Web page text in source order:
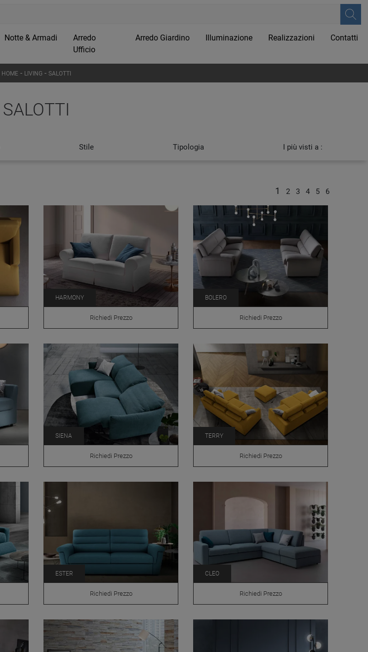
Notte & Armadi
Arredo
Ufficio
Arredo Giardino Illuminazione Realizzazioni Contatti
HOME- LIVING - SALOTTI
SALOTTI
Stile Tipologia I più visti a :
1 2 3 4 5 6
HARMONY
Richiedi Prezzo
BOLERO
Richiedi Prezzo
SIENA
Richiedi Prezzo
TERRY
Richiedi Prezzo
ESTER
Richiedi Prezzo
CLEO
Richiedi Prezzo